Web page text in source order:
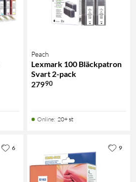
Peach
Lexmark 100 Bläckpatron
Svart 2-pack
27990
Online: 20+ st
6 9